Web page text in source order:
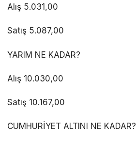
Alış 5.031,00
Satış 5.087,00
YARIM NE KADAR?
Alış 10.030,00
Satış 10.167,00
CUMHURİYET ALTINI NE KADAR?